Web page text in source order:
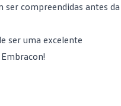
compreendidas antes da
ser uma excelente